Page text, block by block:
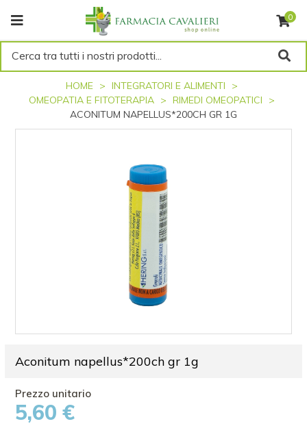
0
Cerca tra tutti i nostri prodotti...
HOME
INTEGRATORI E ALIMENTI
OMEOPATIA E FITOTERAPIA
RIMEDI OMEOPATICI
ACONITUM NAPELLUS*200CH GR 1G
Aconitum napellus*200ch gr 1g
5,60 €